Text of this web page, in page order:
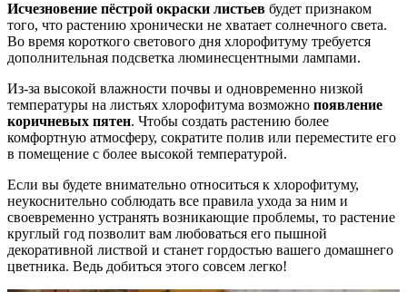
Исчезновение пёстрой окраски листьев будет признаком
того, что растению хронически не хватает солнечного света.
Во время короткого светового дня хлорофитуму требуется
дополнительная подсветка люминесцентными лампами.
Из-за высокой влажности почвы и одновременно низкой
температуры на листьях хлорофитума возможно появление
коричневых пятен. Чтобы создать растению более
комфортную атмосферу, сократите полив или переместите его
в помещение с более высокой температурой.
Если вы будете внимательно относиться к хлорофитуму,
неукоснительно соблюдать все правила ухода за ним и
своевременно устранять возникающие проблемы, то растение
круглый год позволит вам любоваться его пышной
декоративной листвой и станет гордостью вашего домашнего
цветника. Ведь добиться этого совсем легко!